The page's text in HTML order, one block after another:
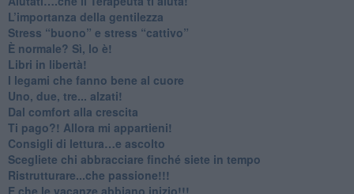
​L’importanza della gentilezza
​Stress “buono” e stress “cattivo”
​È normale? Sì, lo è!
​Libri in libertà!
​I legami che fanno bene al cuore
Uno, due, tre... alzati!​
​Dal comfort alla crescita
​Ti pago?! Allora mi appartieni!​
​Consigli di lettura…e ascolto
​Scegliete chi abbracciare finché siete in tempo
​Ristrutturare...che passione!!!
​E che le vacanze abbiano inizio!!!